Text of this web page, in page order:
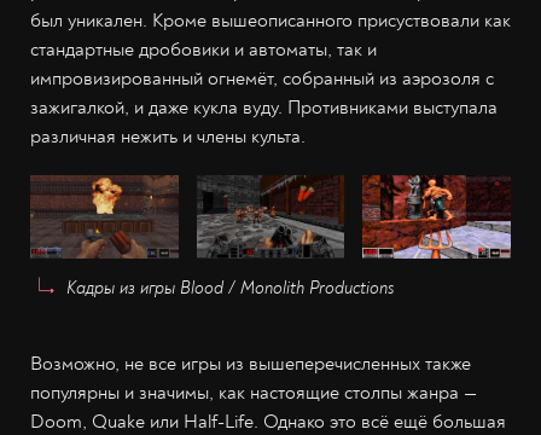
был уникален. Кроме вышеописанного присуствовали как
стандартные дробовики и автоматы, так и
импровизированный огнемёт, собранный из аэрозоля с
зажигалкой, и даже кукла вуду. Противниками выступала
различная нежить и члены культа.
Кадры из игры Blood / Monolith Productions
Возможно, не все игры из вышеперечисленных также
популярны и значимы, как настоящие столпы жанра —
Doom, Quake или Half-Life. Однако это всё ещё большая